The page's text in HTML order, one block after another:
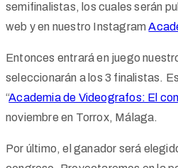
semifinalistas, los cuales serán
web y en nuestro Instagram
Entonces entrará en juego
seleccionarán a los 3 finalistas.
“Academia de Videografos: El
noviembre en Torrox, Málaga.
Por último, el ganador será